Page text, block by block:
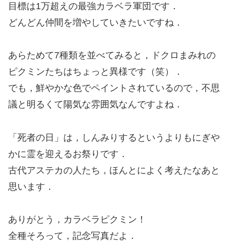
目標は1万超えの最強カラベラ軍団です．
どんどん仲間を増やしていきたいですね．
あらためて7種類を並べてみると，ドクロまみれの
ピクミンたちはちょっと異様です（笑）．
でも，鮮やかな色でペイントされているので，不思
議と明るくて陽気な雰囲気なんですよね．
「死者の日」は，しんみりするというよりもにぎや
かに霊を迎えるお祭りです．
古代アステカの人たち，ほんとによく考えたなあと
思います．
ありがとう，カラベラピクミン！
全種そろって，記念写真だよ．